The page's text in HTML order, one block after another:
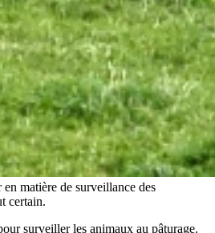
en matière de surveillance des
certain.
surveiller les animaux au pâturage.